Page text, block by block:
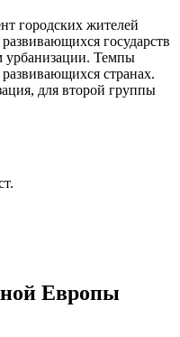
городских жителей
государств
урбанизации. Темпы
странах.
для второй группы
Европы